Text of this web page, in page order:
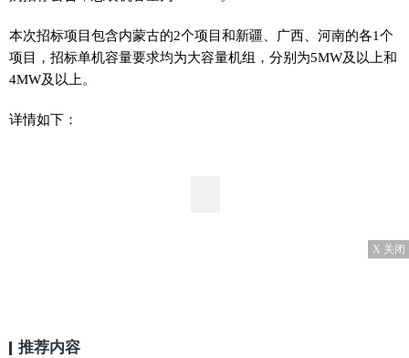
本次招标项目包含内蒙古的2个项目和新疆、广西、河南的各1个
项目，招标单机容量要求均为大容量机组，分别为5MW及以上和
4MW及以上。
详情如下：
X 关闭
推荐内容